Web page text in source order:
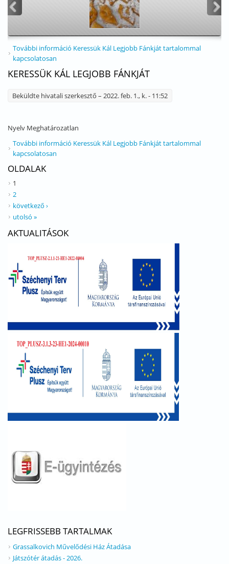
További információ Keressük Kál Legjobb Fánkját tartalommal
kapcsolatosan
KERESSÜK KÁL LEGJOBB FÁNKJÁT
Beküldte hivatali szerkesztő – 2022. feb. 1., k. - 11:52
Nyelv Meghatározatlan
További információ Keressük Kál Legjobb Fánkját tartalommal
kapcsolatosan
OLDALAK
1
2
következő ›
utolsó »
AKTUALITÁSOK
LEGFRISSEBB TARTALMAK
Grassalkovich Művelődési Ház Átadása
Játszótér átadás - 2026.